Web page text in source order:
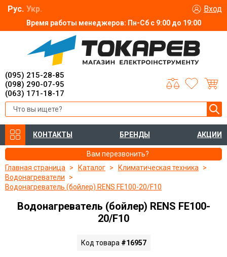
Время работы менеджеров: Пн-Сб с 9:00 до 19:00
Рус. Укр. Вход
(095) 215-28-85
(098) 290-07-95
(063) 171-18-17
КОНТАКТЫ БРЕНДЫ АКЦИИ
Вам перезвонить?
Главная страница
Каталог
Климатическая техника
Водонагреватели
Водонагреватель (бойлер) RENS FE100-20/F10
Водонагреватель (бойлер) RENS FE100-
20/F10
Код товара #16957